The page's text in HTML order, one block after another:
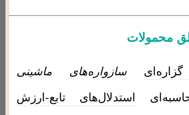
محمولات
سازواره‌های ماشینی
استدلال‌های تابع-ارزش